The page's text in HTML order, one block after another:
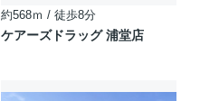
約568ｍ / 徒歩8分
ケアーズドラッグ 浦堂店